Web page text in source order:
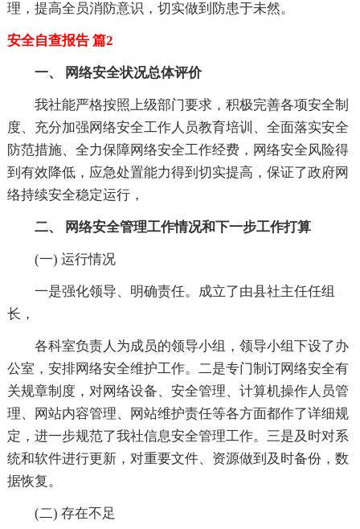
理，提高全员消防意识，切实做到防患于未然。
安全自查报告 篇2
一、 网络安全状况总体评价
我社能严格按照上级部门要求，积极完善各项安全制
度、充分加强网络安全工作人员教育培训、全面落实安全
防范措施、全力保障网络安全工作经费，网络安全风险得
到有效降低，应急处置能力得到切实提高，保证了政府网
络持续安全稳定运行，
二、 网络安全管理工作情况和下一步工作打算
(一) 运行情况
一是强化领导、明确责任。成立了由县社主任任组
长，
各科室负责人为成员的领导小组，领导小组下设了办
公室，安排网络安全维护工作。二是专门制订网络安全有
关规章制度，对网络设备、安全管理、计算机操作人员管
理、网站内容管理、网站维护责任等各方面都作了详细规
定，进一步规范了我社信息安全管理工作。三是及时对系
统和软件进行更新，对重要文件、资源做到及时备份，数
据恢复。
(二) 存在不足